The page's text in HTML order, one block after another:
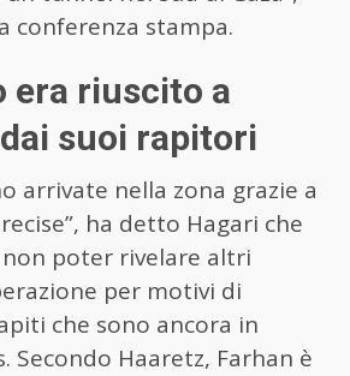
conferenza stampa.
era riuscito a
suoi rapitori
arrivate nella zona grazie a
ha detto Hagari che
poter rivelare altri
per motivi di
che sono ancora in
Secondo Haaretz, Farhan è